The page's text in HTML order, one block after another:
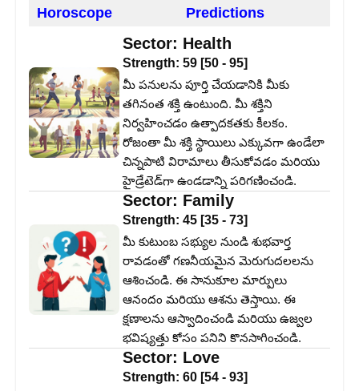
Horoscope Predictions
Sector: Health
Strength: 59 [50 - 95]
మీ పనులను పూర్తి చేయడానికి మీకు
తగినంత శక్తి ఉంటుంది. మీ శక్తిని
నిర్వహించడం ఉత్పాదకతకు కీలకం.
రోజంతా మీ శక్తి స్థాయిలు ఎక్కువగా ఉండేలా
చిన్నపాటి విరామాలు తీసుకోవడం మరియు
హైడ్రేటెడ్‌గా ఉండడాన్ని పరిగణించండి.
Sector: Family
Strength: 45 [35 - 73]
మీ కుటుంబ సభ్యుల నుండి శుభవార్త
రావడంతో గణనీయమైన మెరుగుదలలను
ఆశించండి. ఈ సానుకూల మార్పులు
ఆనందం మరియు ఆశను తెస్తాయి. ఈ
క్షణాలను ఆస్వాదించండి మరియు ఉజ్వల
భవిష్యత్తు కోసం పనిని కొనసాగించండి.
Sector: Love
Strength: 60 [54 - 93]